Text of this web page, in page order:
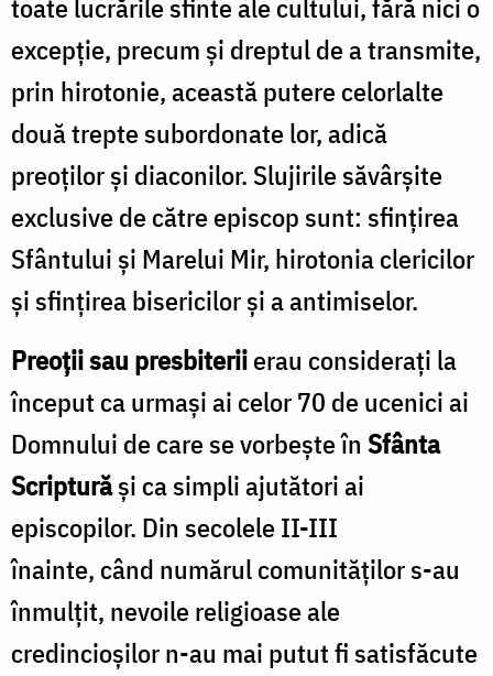
toate lucrările sfinte ale cultului, fără nici o
excepție, precum și dreptul de a transmite,
prin hirotonie, această putere celorlalte
două trepte subordonate lor, adică
preoților și diaconilor. Slujirile săvârșite
exclusive de către episcop sunt: sfințirea
Sfântului și Marelui Mir, hirotonia clericilor
și sfințirea bisericilor și a antimiselor.
Preoții sau presbiteriierau considerați la
început ca urmași ai celor 70 de ucenici ai
Domnului de care se vorbește în Sfânta
Scripturăși ca simpli ajutători ai
episcopilor. Din secolele II-III
înainte, când numărul comunităților s-au
înmulțit, nevoile religioase ale
credincioșilor n-au mai putut fi satisfăcute